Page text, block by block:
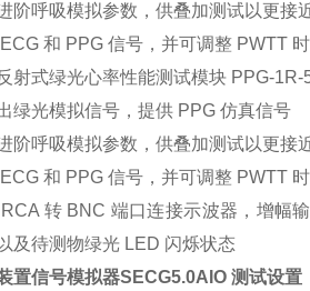
阶呼吸模拟参数，供叠加测试以更接
和 PPG 信号，并可调整 PWTT
射式绿光心率性能测试模块 PPG-1R-
绿光模拟信号，提供 PPG 仿真信号
阶呼吸模拟参数，供叠加测试以更接
和 PPG 信号，并可调整 PWTT
转 BNC 端口连接示波器，增幅
及待测物绿光 LED 闪烁状态
置信号模拟器SECG5.0AIO测试设置